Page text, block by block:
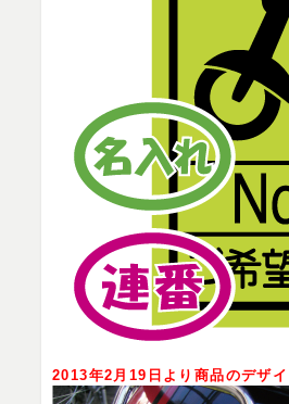
2013年2月19日より商品のデザ